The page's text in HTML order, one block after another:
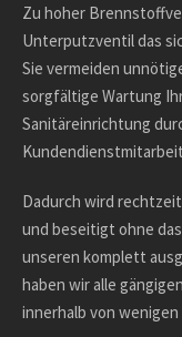
Zu hoher
Unterputzventil das
Sie vermeiden
sorgfältige Wartung
Sanitäreinrichtung
Dadurch wird
und beseitigt ohne
unseren komplett
haben wir alle
innerhalb von